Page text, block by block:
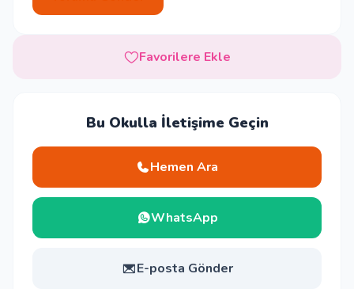
Favorilere Ekle
Bu Okulla İletişime Geçin
Hemen Ara
WhatsApp
E-posta Gönder